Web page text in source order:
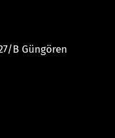
B Güngören